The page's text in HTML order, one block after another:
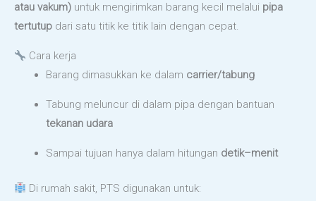
atau vakum) untuk mengirimkan barang kecil melalui pipa
tertutup dari satu titik ke titik lain dengan cepat.
Cara kerja
Barang dimasukkan ke dalam carrier/tabung
Tabung meluncur di dalam pipa dengan bantuan
tekanan udara
Sampai tujuan hanya dalam hitungan detik–menit
Di rumah sakit, PTS digunakan untuk: